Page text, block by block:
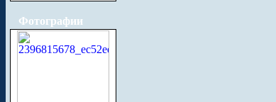
Фотографии